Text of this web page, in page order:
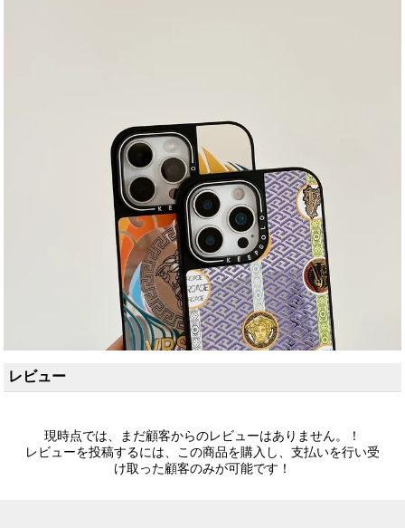
レビュー
現時点では、まだ顧客からのレビューはありません。！
レビューを投稿するには、この商品を購入し、支払いを行い受
け取った顧客のみが可能です！